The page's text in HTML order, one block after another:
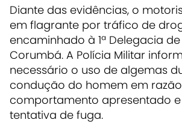
Diante das evidências, o
em flagrante por tráfico de
encaminhado à 1ª Delegacia
Corumbá. A Polícia Militar
necessário o uso de algemas
condução do homem em
comportamento apresentado
tentativa de fuga.